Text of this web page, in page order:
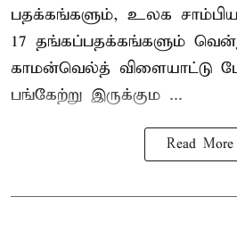
பதக்கங்களும், உலக
17 தங்கப்பதக்கங்களும்
காமன்வெல்த் விளையாட்டு
பங்கேற்று இருக்கும ...
Read More